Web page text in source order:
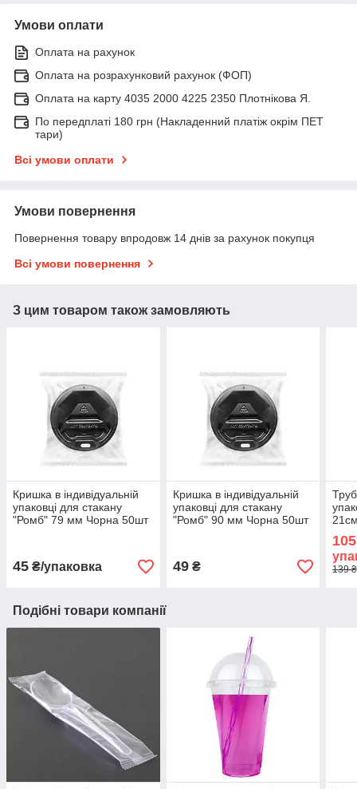
Умови оплати
Оплата на рахунок
Оплата на розрахунковий рахунок (ФОП)
Оплата на карту 4035 2000 4225 2350 Плотнікова Я.
По передплаті 180 грн (Накладенний платіж окрім ПЕТ
тари)
Всі умови оплати
Умови повернення
Повернення товару впродовж 14 днів за рахунок покупця
Всі умови повернення
З цим товаром також замовляють
Кришка в індивідуальній
упаковці для стакану
"Ромб" 79 мм Чорна 50шт
45 ₴/упаковка
Кришка в індивідуальній
упаковці для стакану
"Ромб" 90 мм Чорна 50шт
49₴ 139
Подібні товари компанії